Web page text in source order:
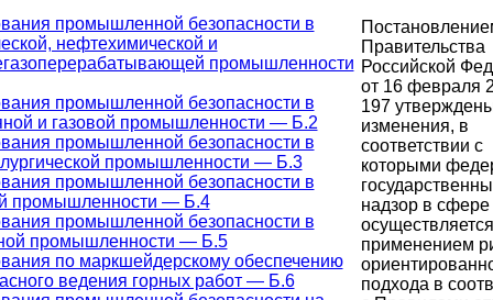
промышленной безопасности в
нефтехимической и
промышленности
промышленной безопасности в
и газовой промышленности — Б.2
промышленной безопасности в
промышленности — Б.3
промышленной безопасности в
промышленности — Б.4
промышленной безопасности в
промышленности — Б.5
по маркшейдерскому обеспечению
ведения горных работ — Б.6
Правительства
Российской
от 16 февраля
197
изменения, в
соответствии с
которыми
надзор в сфере
применением
подхода в